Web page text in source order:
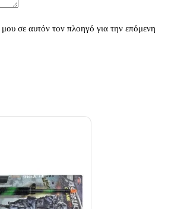
σε αυτόν τον πλοηγό για την επόμενη